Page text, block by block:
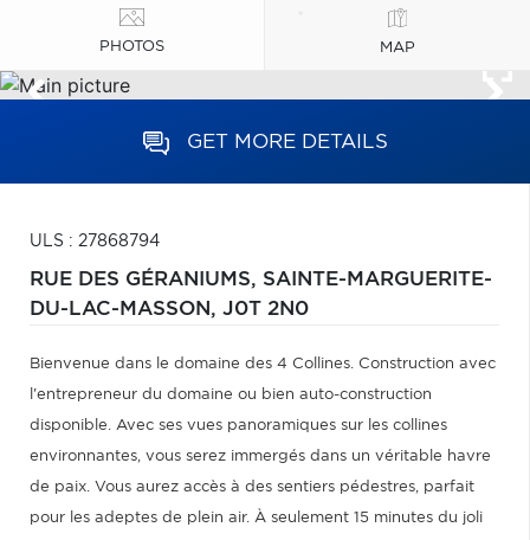
PHOTOS MAP
GET MORE DETAILS
ULS : 27868794
RUE DES GÉRANIUMS, SAINTE-MARGUERITE-
DU-LAC-MASSON, J0T 2N0
Bienvenue dans le domaine des 4 Collines. Construction avec
l'entrepreneur du domaine ou bien auto-construction
disponible. Avec ses vues panoramiques sur les collines
environnantes, vous serez immergés dans un véritable havre
de paix. Vous aurez accès à des sentiers pédestres, parfait
pour les adeptes de plein air. À seulement 15 minutes du joli